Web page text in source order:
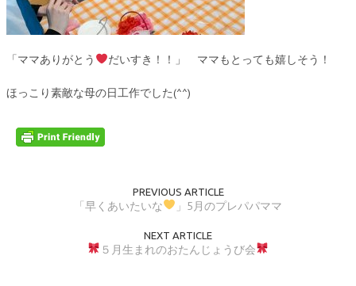
「ママありがとう だいすき！！」 ママもとっても嬉しそう！
ほっこり素敵な母の日工作でした(^^)
PREVIOUS ARTICLE
「早くあいたいな 」5月のプレパパママ
NEXT ARTICLE
５月生まれのおたんじょうび会